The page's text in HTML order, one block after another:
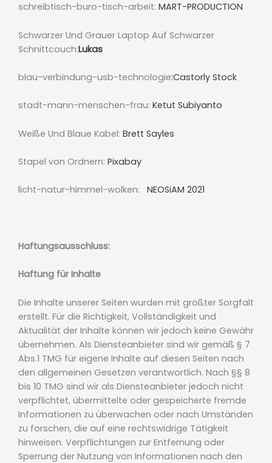
schreibtisch-buro-tisch-arbeit: MART-PRODUCTION
Schwarzer Und Grauer Laptop Auf Schwarzer
Schnittcouch:Lukas
blau-verbindung-usb-technologie:Castorly Stock
stadt-mann-menschen-frau: Ketut Subiyanto
Weiße Und Blaue Kabel: Brett Sayles
Stapel von Ordnern: Pixabay
licht-natur-himmel-wolken: NEOSiAM 2021
Haftungsausschluss:
Haftung für Inhalte
Die Inhalte unserer Seiten wurden mit größter Sorgfalt
erstellt. Für die Richtigkeit, Vollständigkeit und
Aktualität der Inhalte können wir jedoch keine Gewähr
übernehmen. Als Diensteanbieter sind wir gemäß § 7
Abs.1 TMG für eigene Inhalte auf diesen Seiten nach
den allgemeinen Gesetzen verantwortlich. Nach §§ 8
bis 10 TMG sind wir als Diensteanbieter jedoch nicht
verpflichtet, übermittelte oder gespeicherte fremde
Informationen zu überwachen oder nach Umständen
zu forschen, die auf eine rechtswidrige Tätigkeit
hinweisen. Verpflichtungen zur Entfernung oder
Sperrung der Nutzung von Informationen nach den